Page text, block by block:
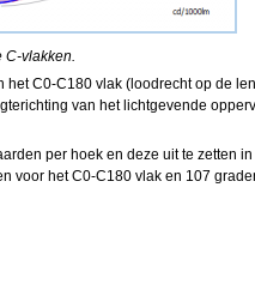
vlakken.
het C0-C180 vlak (loodrecht op de
van het lichtgevende
per hoek en deze uit te zetten
voor het C0-C180 vlak en 107